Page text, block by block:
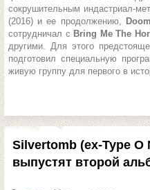
сокрушительным индастриал-
(2016) и ее продолжению,
сотрудничал с Bring Me The
другими. Для этого
подготовил специальную
живую группу для первого в
Silvertomb (ex-Type O
выпустят второй